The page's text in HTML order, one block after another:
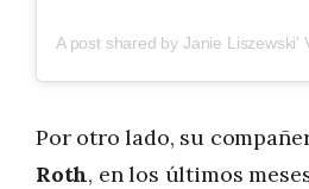
A post shared by Janie Liszewski' Van
Por otro lado, su
Roth, en los últimos